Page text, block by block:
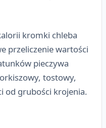
kromki chleba
przeliczenie wartości
pieczywa
tostowy,
od grubości krojenia.